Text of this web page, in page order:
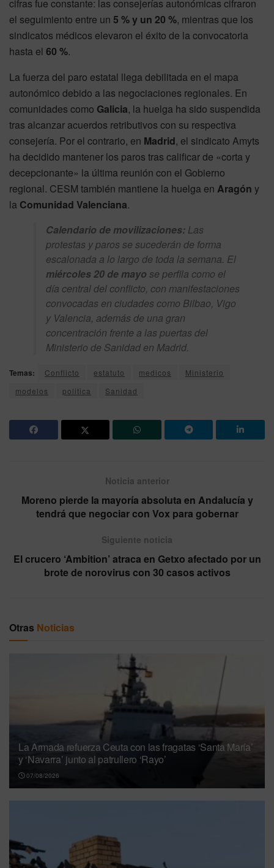
cifras fue constante: las consejerías autonómicas cifraron
el seguimiento entre un 5 % y un 20 %, mientras que los
sindicatos médicos elevaron el éxito de la convocatoria
hasta el 60 %.
La fuerza del paro estatal llega debilitada en el mapa
autonómico debido a las negociaciones regionales. En
comunidades como Galicia, la huelga ha sido suspendida
tras alcanzar acuerdos retributivos con su respectiva
consejería. Por el contrario, en Madrid, el sindicato Amyts
ha decidido mantener los paros tras calificar de «corta y
decepcionante» la última reunión con el Gobierno
regional. CESM también mantiene la huelga en Aragón y
la Comunidad Valenciana.
Calendario de movilizaciones: Las
protestas y paros se sucederán de forma
escalonada a lo largo de toda la semana. El
miércoles 20 de mayo se perfila como el
día central del conflicto, con manifestaciones
convocadas en ciudades como Bilbao, Vigo
y Valencia, además de una gran
concentración frente a las puertas del
Ministerio de Sanidad en Madrid.
Temas: Conflicto estatuto medicos
Ministerio
modelos
politica Sanidad
Noticia anterior
Moreno pierde la mayoría absoluta en Andalucía y
tendrá que negociar con Vox para gobernar
Siguiente noticia
El crucero ‘Ambition’ atraca en Getxo afectado por un
brote de norovirus con 30 casos activos
Otras Noticias
La Armada refuerza Ceuta con las fragatas ‘Santa María’
y ‘Navarra’ junto al patrullero ‘Rayo’
07/08/2026